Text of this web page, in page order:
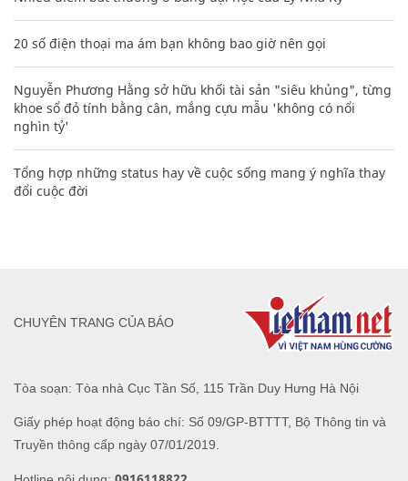
20 số điện thoại ma ám bạn không bao giờ nên gọi
Nguyễn Phương Hằng sở hữu khối tài sản "siêu khủng", từng
khoe sổ đỏ tính bằng cân, mắng cựu mẫu 'không có nổi
nghìn tỷ'
Tổng hợp những status hay về cuộc sống mang ý nghĩa thay
đổi cuộc đời
Tòa soạn: Tòa nhà Cục Tần Số, 115 Trần Duy Hưng Hà Nội
Giấy phép hoạt động báo chí: Số 09/GP-BTTTT, Bộ Thông tin và
Truyền thông cấp ngày 07/01/2019.
CHUYÊN TRANG CỦA BÁO